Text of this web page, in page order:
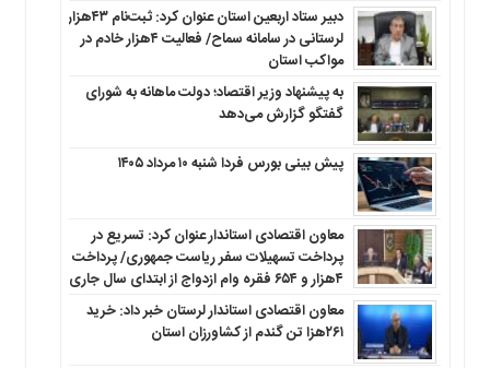
دبیر ستاد اربعین استان عنوان کرد: ثبت‌نام ۴۳هزار
لرستانی در سامانه سماح/ فعالیت ۴هزار خادم در
مواکب استان
به پیشنهاد وزیر اقتصاد؛ دولت ماهانه به شورای
گفتگو گزارش می‌دهد
پیش بینی بورس فردا شنبه ۱۰ مرداد ۱۴۰۵
معاون اقتصادی استاندار عنوان کرد: تسریع در
پرداخت تسهیلات سفر ریاست جمهوری/ پرداخت
۴هزار و ۶۵۴ فقره وام ازدواج از ابتدای سال جاری
معاون اقتصادی استاندار لرستان خبر داد: خرید
۲۶۱هزا تن گندم از کشاورزان استان